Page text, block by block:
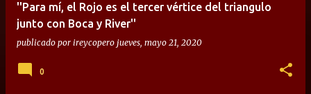
''Para mí, el Rojo es el tercer vértice del triangulo
junto con Boca y River''
publicado por ireycopero jueves, mayo 21, 2020
0